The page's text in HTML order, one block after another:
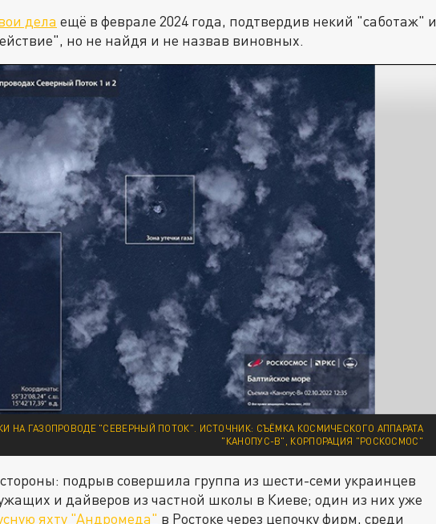
дела ещё в феврале 2024 года, подтвердив некий "саботаж" и
но не найдя и не назвав виновных.
НА ГАЗОПРОВОДЕ "СЕВЕРНЫЙ ПОТОК". ИСТОЧНИК: СЪЁМКА КОСМИЧЕСКОГО АППАРАТА
"КАНОПУС-В", КОРПОРАЦИЯ "РОСКОСМОС"
подрыв совершила группа из шести-семи украинцев
и дайверов из частной школы в Киеве; один из них уже
яхту "Андромеда" в Ростоке через цепочку фирм, среди